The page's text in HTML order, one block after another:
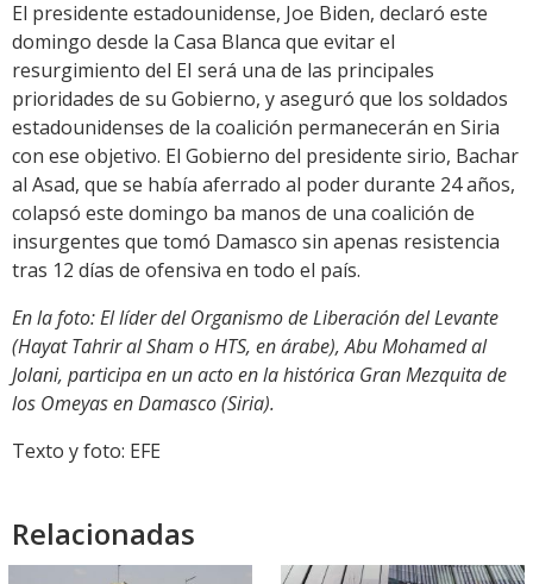
El presidente estadounidense, Joe Biden, declaró este
domingo desde la Casa Blanca que evitar el
resurgimiento del EI será una de las principales
prioridades de su Gobierno, y aseguró que los soldados
estadounidenses de la coalición permanecerán en Siria
con ese objetivo. El Gobierno del presidente sirio, Bachar
al Asad, que se había aferrado al poder durante 24 años,
colapsó este domingo ba manos de una coalición de
insurgentes que tomó Damasco sin apenas resistencia
tras 12 días de ofensiva en todo el país.
En la foto: El líder del Organismo de Liberación del Levante
(Hayat Tahrir al Sham o HTS, en árabe), Abu Mohamed al
Jolani, participa en un acto en la histórica Gran Mezquita de
los Omeyas en Damasco (Siria).
Texto y foto: EFE
Relacionadas